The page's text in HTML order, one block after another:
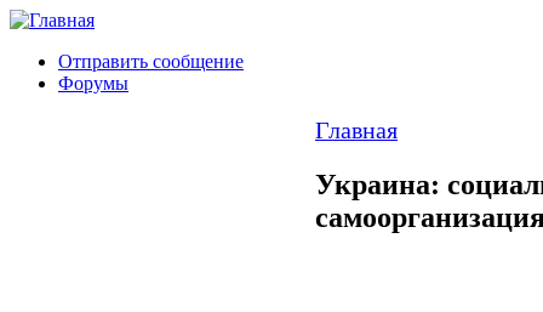
Отправить сообщение
Форумы
Главная
Украина: